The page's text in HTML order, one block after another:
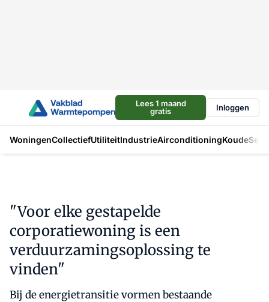
Lees 1 maand
gratis
Inloggen
WoningenCollectiefUtiliteitIndustrieAirconditioningKoude
"Voor elke gestapelde
corporatiewoning is een
verduurzamingsoplossing te
vinden"
Bij de energietransitie vormen bestaande